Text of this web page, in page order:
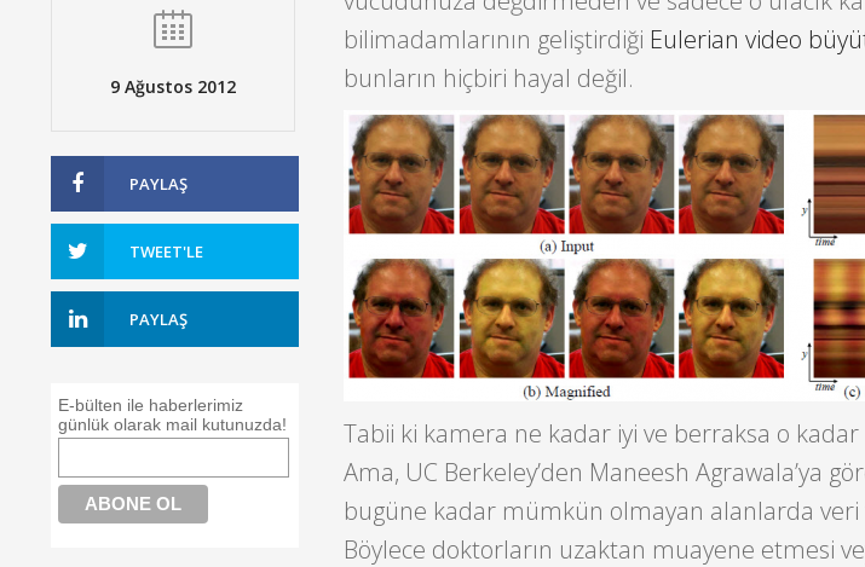
9 Ağustos 2012
PAYLAŞ
TWEET'LE
PAYLAŞ
E-bülten ile haberlerimiz
günlük olarak mail kutunuzda!
bilimadamlarının geliştirdiği Eulerian video
bunların hiçbiri hayal değil.
Tabii ki kamera ne kadar iyi ve berraksa o kadar
Ama, UC Berkeley’den Maneesh Agrawala’ya
bugüne kadar mümkün olmayan alanlarda
Böylece doktorların uzaktan muayene etmesi